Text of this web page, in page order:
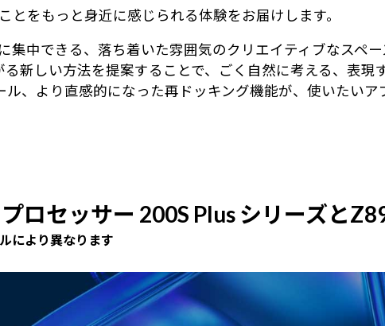
とをもっと身近に感じられる体験をお届けします。
集中できる、落ち着いた雰囲気のクリエイティブなスペ
新しい方法を提案することで、ごく自然に考える、表
、より直感的になった再ドッキング機能が、使いたい
ロセッサー 200S Plus シリーズと
により異なります